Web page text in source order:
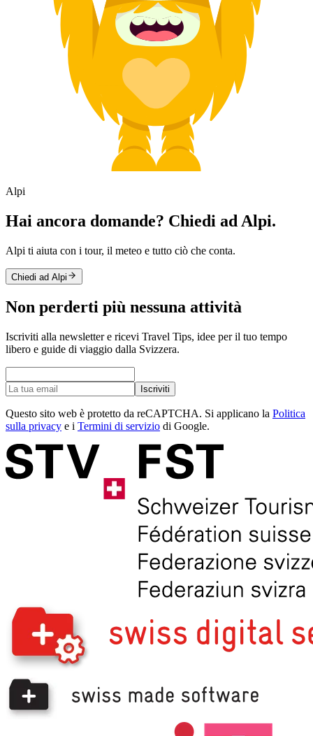
Alpi
Hai ancora domande? Chiedi ad Alpi.
Alpi ti aiuta con i tour, il meteo e tutto ciò che conta.
Chiedi ad Alpi
Non perderti più nessuna attività
Iscriviti alla newsletter e ricevi Travel Tips, idee per il tuo tempo
libero e guide di viaggio dalla Svizzera.
Iscriviti
Questo sito web è protetto da reCAPTCHA. Si applicano la Politica
sulla privacy e i Termini di servizio di Google.